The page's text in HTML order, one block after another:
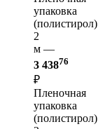
упаковка
(полистирол)
2
м —
3 43876
₽
Пленочная
упаковка
(полистирол)